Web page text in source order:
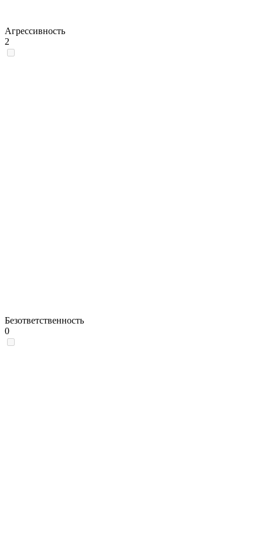
Агрессивность
2
Безответственность
0